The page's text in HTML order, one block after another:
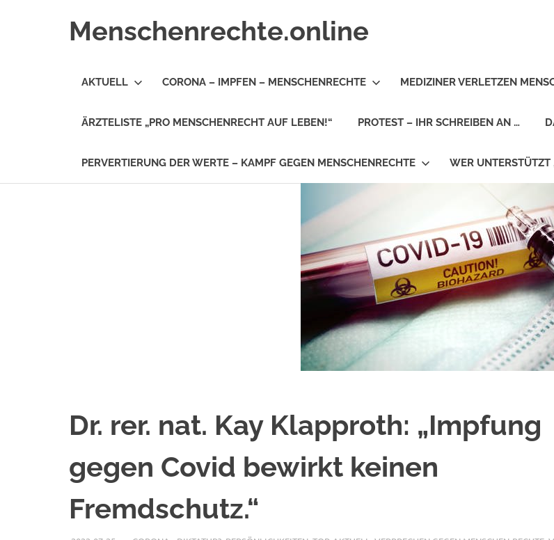
Menschenrechte.online
alle
Geborene
AKTUELL CORONA – IMPFEN – MENSCHENRECHTE MEDIZINER VERLETZEN
ÄRZTELISTE „PRO MENSCHENRECHT AUF LEBEN!“ PROTEST – IHR SCHREIBEN AN …
PERVERTIERUNG DER WERTE – KAMPF GEGEN MENSCHENRECHTE WER UNTERSTÜTZT
Dr. rer. nat. Kay Klapproth: „Impfung
gegen Covid bewirkt keinen
Fremdschutz.“